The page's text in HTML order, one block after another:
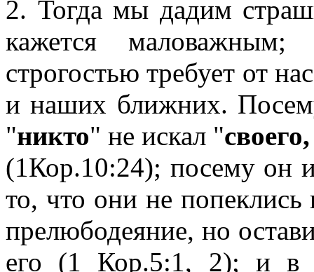
2. Тогда мы дадим
кажется
строгостью требует от
и наших ближних.
"никто" не искал "
(1Кор.10:24); посему он
то, что они не
прелюбодеяние, но
его (1 Кор.5:1, 2); и в